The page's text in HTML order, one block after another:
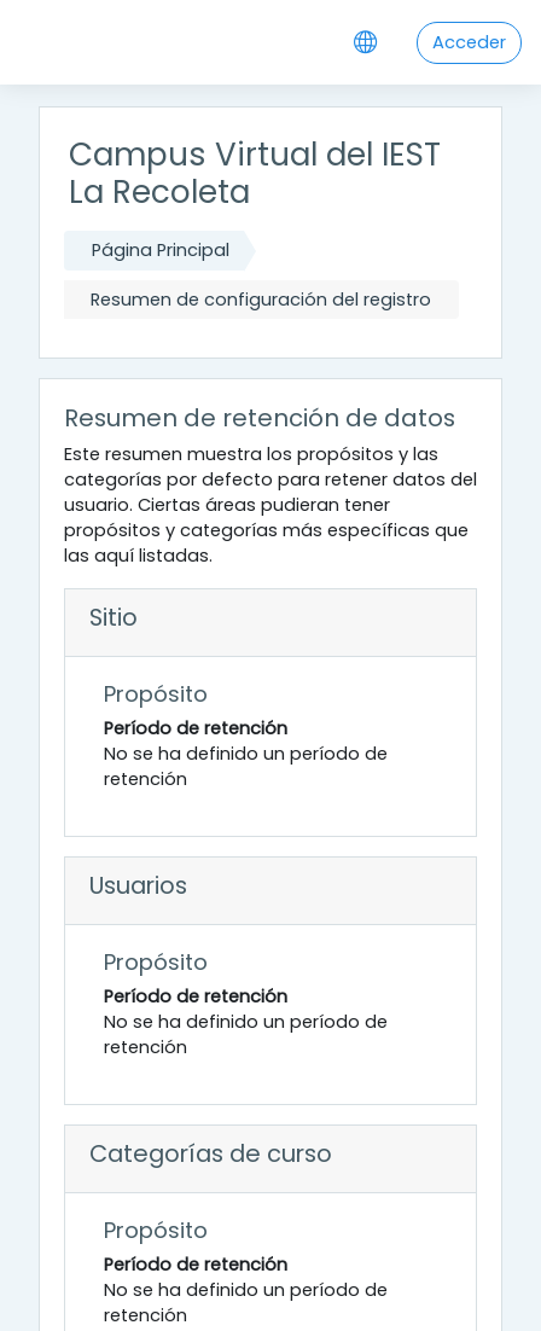
Acceder
Campus Virtual del IEST
La Recoleta
Página Principal
Resumen de configuración del registro
Resumen de retención de datos
Este resumen muestra los propósitos y las
categorías por defecto para retener datos del
usuario. Ciertas áreas pudieran tener
propósitos y categorías más específicas que
las aquí listadas.
Sitio
Propósito
Período de retención
No se ha definido un período de
retención
Usuarios
Propósito
Período de retención
No se ha definido un período de
retención
Categorías de curso
Propósito
Período de retención
No se ha definido un período de
retención